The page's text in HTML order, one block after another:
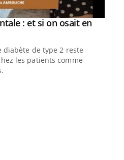
: et si on osait en
diabète de type 2 reste
les patients comme